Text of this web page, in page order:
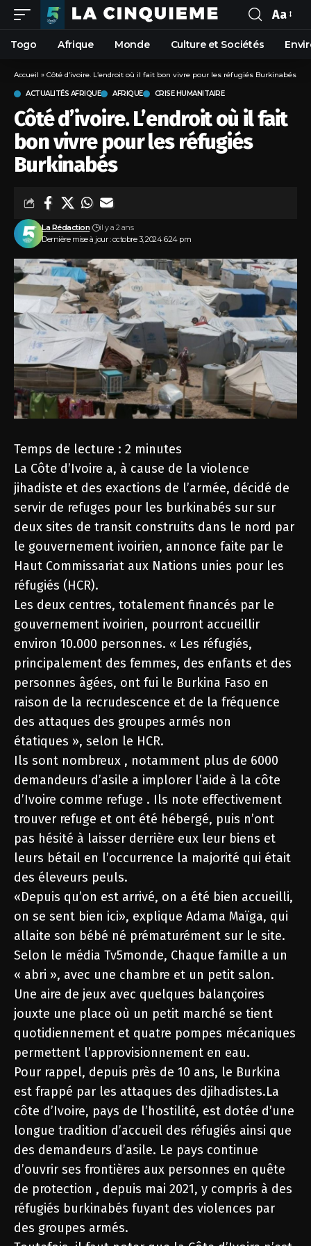
Aa
Togo Afrique Monde Culture et Sociétés
Accueil » Côté d’ivoire. L’endroit où il fait bon vivre pour les réfugiés Burkinabés
ACTUALITÉS AFRIQUE AFRIQUE CRISE HUMANITAIRE
Côté d’ivoire. L’endroit où il fait
bon vivre pour les réfugiés
Burkinabés
Dernière mise à jour : octobre 3, 2024 6:24 pm
La Rédaction il y a 2 ans
Temps de lecture : 2 minutes
La Côte d’Ivoire a, à cause de la violence
jihadiste et des exactions de l’armée, décidé de
servir de refuges pour les burkinabés sur sur
deux sites de transit construits dans le nord par
le gouvernement ivoirien, annonce faite par le
Haut Commissariat aux Nations unies pour les
réfugiés (HCR).
Les deux centres, totalement financés par le
gouvernement ivoirien, pourront accueillir
environ 10.000 personnes. « Les réfugiés,
principalement des femmes, des enfants et des
personnes âgées, ont fui le Burkina Faso en
raison de la recrudescence et de la fréquence
des attaques des groupes armés non
étatiques », selon le HCR.
Ils sont nombreux , notamment plus de 6000
demandeurs d’asile a implorer l’aide à la côte
d’Ivoire comme refuge . Ils note effectivement
trouver refuge et ont été hébergé, puis n’ont
pas hésité à laisser derrière eux leur biens et
leurs bétail en l’occurrence la majorité qui était
des éleveurs peuls.
«Depuis qu’on est arrivé, on a été bien accueilli,
on se sent bien ici», explique Adama Maïga, qui
allaite son bébé né prématurément sur le site.
Selon le média Tv5monde, Chaque famille a un
« abri », avec une chambre et un petit salon.
Une aire de jeux avec quelques balançoires
jouxte une place où un petit marché se tient
quotidiennement et quatre pompes mécaniques
permettent l’approvisionnement en eau.
Pour rappel, depuis près de 10 ans, le Burkina
est frappé par les attaques des djihadistes.La
côte d’Ivoire, pays de l’hostilité, est dotée d’une
longue tradition d’accueil des réfugiés ainsi que
des demandeurs d’asile. Le pays continue
d’ouvrir ses frontières aux personnes en quête
de protection , depuis mai 2021, y compris à des
réfugiés burkinabés fuyant des violences par
des groupes armés.